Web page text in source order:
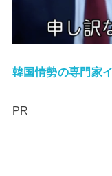
韓国情勢の専門家
PR